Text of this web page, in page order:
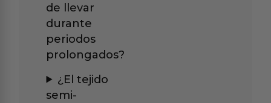
de llevar
durante
periodos
prolongados?
¿El tejido
semi-